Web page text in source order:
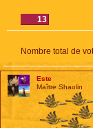
13
Nombre total de
Este
Maître Shaolin